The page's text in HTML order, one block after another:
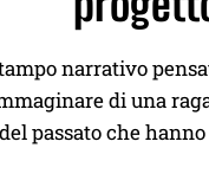
narrativo
di una
passato che